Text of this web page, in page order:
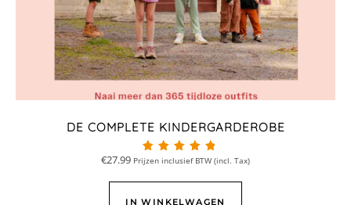
DE COMPLETE KINDERGARDEROBE
Beoordeeld met
van 5
€27.99 Prijzen inclusief BTW (incl. Tax)
IN WINKELWAGEN